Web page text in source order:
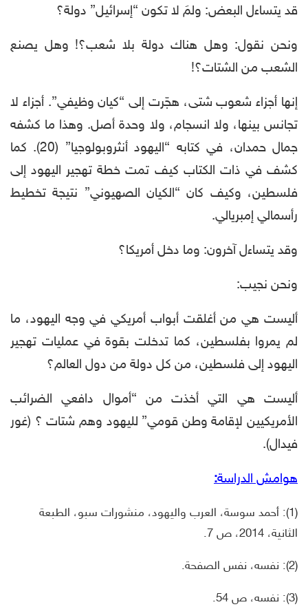
قد يتساءل البعض: ولمَ لا تكون “إسرائيل” دولة؟
ونحن نقول: وهل هناك دولة بلا شعب؟! وهل يصنع
الشعب من الشتات؟!
إنها أجزاء شعوب شتى، هجّرت إلى “كيان وظيفي”. أجزاء لا
تجانس بينها، ولا انسجام، ولا وحدة أصل. وهذا ما كشفه
جمال حمدان، في كتابه “اليهود أنثروبولوجيا” (20). كما
كشف في ذات الكتاب كيف تمت خطة تهجير اليهود إلى
فلسطين، وكيف كان “الكيان الصهيوني” نتيجة تخطيط
رأسمالي إمبريالي.
وقد يتساءل آخرون: وما دخل أمريكا؟
ونحن نجيب:
أليست هي من أغلقت أبواب أمريكي في وجه اليهود، ما
لم يمروا بفلسطين، كما تدخلت بقوة في عمليات تهجير
اليهود إلى فلسطين، من كل دولة من دول العالم؟
أليست هي التي أخذت من “أموال دافعي الضرائب
الأمريكيين لإقامة وطن قومي” لليهود وهم شتات ؟ (غور
فيدال).
هوامش الدراسة:
(1): أحمد سوسة، العرب واليهود، منشورات سبو، الطبعة
الثانية، 2014، ص 7.
(2): نفسه، نفس الصفحة.
(3): نفسه، ص 54.